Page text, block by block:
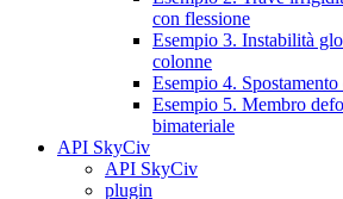
con flessione
Esempio 3. Instabilità
colonne
Esempio 4.
Esempio 5. Membro
bimateriale
API SkyCiv
API SkyCiv
plugin